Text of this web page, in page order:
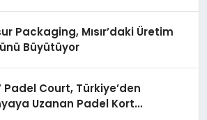
Packaging, Mısır’daki Üretim
Büyütüyor
Padel Court, Türkiye’den
Uzanan Padel Kort